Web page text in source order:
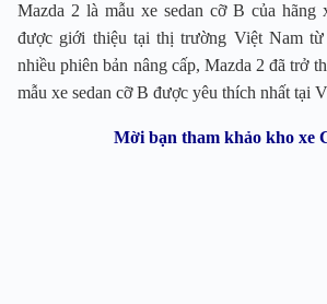
Mazda 2 là mẫu xe sedan cỡ B của hãng
được giới thiệu tại thị trường Việt Nam từ
nhiều phiên bản nâng cấp, Mazda 2 đã trở
mẫu xe sedan cỡ B được yêu thích nhất tại
Mời bạn tham khảo kho xe